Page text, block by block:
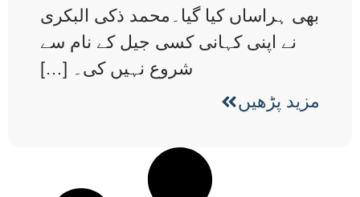
بھی ہراساں کیا گیا۔محمد ذکی البکری
نے اپنی کہانی کسی جیل کے نام سے
شروع نہیں کی۔ […]
مزید پڑھیں